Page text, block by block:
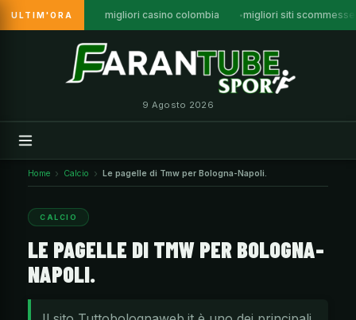
ULTIM'ORA migliori casino colombia migliori siti
9 Agosto 2026
Home Calcio Le pagelle di Tmw per Bologna-Napoli.
CALCIO
LE PAGELLE DI TMW PER BOLOGNA-
NAPOLI.